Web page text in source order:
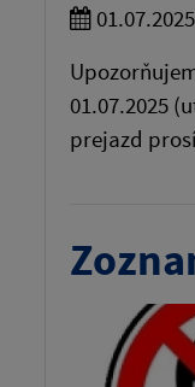
01.07.2025
01.07.2025
prejazd